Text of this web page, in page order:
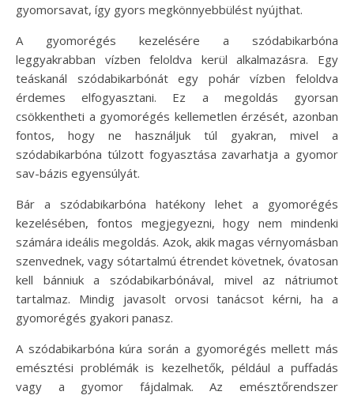
gyomorsavat, így gyors megkönnyebbülést nyújthat.
A gyomorégés kezelésére a szódabikarbóna
leggyakrabban vízben feloldva kerül alkalmazásra. Egy
teáskanál szódabikarbónát egy pohár vízben feloldva
érdemes elfogyasztani. Ez a megoldás gyorsan
csökkentheti a gyomorégés kellemetlen érzését, azonban
fontos, hogy ne használjuk túl gyakran, mivel a
szódabikarbóna túlzott fogyasztása zavarhatja a gyomor
sav-bázis egyensúlyát.
Bár a szódabikarbóna hatékony lehet a gyomorégés
kezelésében, fontos megjegyezni, hogy nem mindenki
számára ideális megoldás. Azok, akik magas vérnyomásban
szenvednek, vagy sótartalmú étrendet követnek, óvatosan
kell bánniuk a szódabikarbónával, mivel az nátriumot
tartalmaz. Mindig javasolt orvosi tanácsot kérni, ha a
gyomorégés gyakori panasz.
A szódabikarbóna kúra során a gyomorégés mellett más
emésztési problémák is kezelhetők, például a puffadás
vagy a gyomor fájdalmak. Az emésztőrendszer